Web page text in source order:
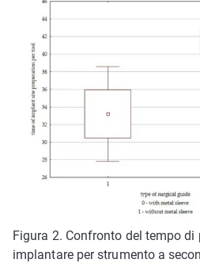
Figura 2. Confronto del tempo di
implantare per strumento a